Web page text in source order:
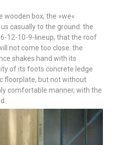
wooden box, the »we«
casually to the ground. the
12-10-9-lineup, that the roof
not come too close. the
shakes hand with its
of its foots concrete ledge
floorplate, but not without
comfortable manner, with the